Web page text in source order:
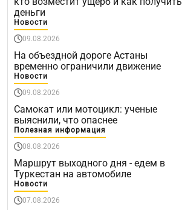
деньги
Новости
09.08.2026
На объездной дороге Астаны
временно ограничили движение
Новости
09.08.2026
Самокат или мотоцикл: ученые
выяснили, что опаснее
Полезная информация
08.08.2026
Маршрут выходного дня - едем в
Туркестан на автомобиле
Новости
07.08.2026